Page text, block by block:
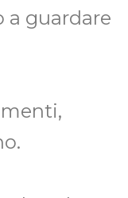
a guardare